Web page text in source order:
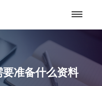
准备什么资料